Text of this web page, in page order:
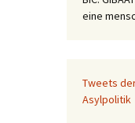
eine
Tweets
Asylpolitik